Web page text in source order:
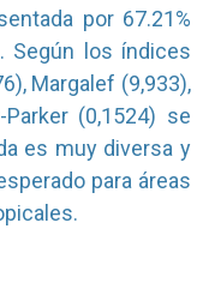
por 67.21%
Según los índices
Margalef (9,933),
(0,1524) se
es muy diversa y
para áreas